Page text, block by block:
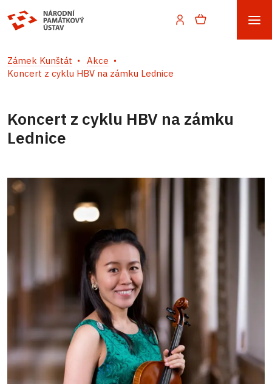
Zámek Kunštát
Akce
Koncert z cyklu HBV na zámku Lednice
Koncert z cyklu HBV na zámku
Lednice